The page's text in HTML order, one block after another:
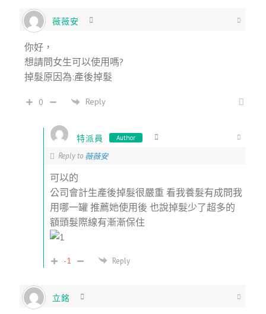
薇薇安
你好，
想請問女生可以使用嗎?
掉髮原因為:產後掉髮
0 Reply
特派員 Author
Reply to 薇薇安
可以的
公司會計生產後掉髮很嚴重 看我養髮有成問我
用哪一罐 推薦她使用後 也說掉髮少了超多的
額頭髮際線有漸漸保住
-1 Reply
立銘